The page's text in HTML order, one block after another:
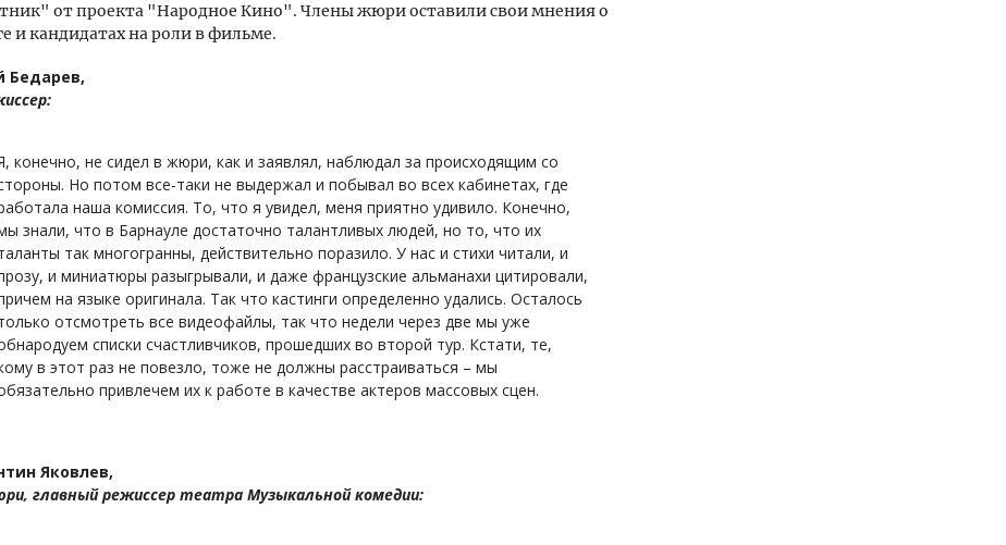
от проекта "Народное Кино". Члены жюри оставили свои мнения о
и кандидатах на роли в фильме.
Бедарев,
конечно, не сидел в жюри, как и заявлял, наблюдал за происходящим со
Но потом все-таки не выдержал и побывал во всех кабинетах, где
наша комиссия. То, что я увидел, меня приятно удивило. Конечно,
знали, что в Барнауле достаточно талантливых людей, но то, что их
так многогранны, действительно поразило. У нас и стихи читали, и
и миниатюры разыгрывали, и даже французские альманахи цитировали,
на языке оригинала. Так что кастинги определенно удались. Осталось
отсмотреть все видеофайлы, так что недели через две мы уже
списки счастливчиков, прошедших во второй тур. Кстати, те,
в этот раз не повезло, тоже не должны расстраиваться – мы
привлечем их к работе в качестве актеров массовых сцен.
Яковлев,
главный режиссер театра Музыкальной комедии: